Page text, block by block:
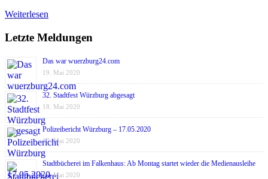
Weiterlesen
Letzte Meldungen
Das war wuerzburg24.com
19. Mai 2020
32. Stadtfest Würzburg abgesagt
18. Mai 2020
Polizeibericht Würzburg – 17.05.2020
17. Mai 2020
Stadtbücherei im Falkenhaus: Ab Montag startet wieder die Medienausleihe
17. Mai 2020